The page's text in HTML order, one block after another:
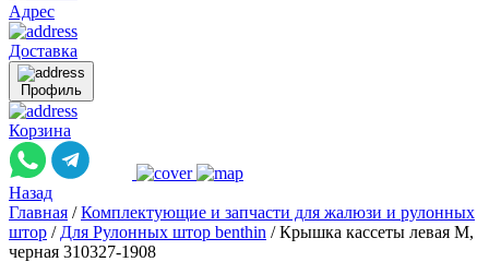
Адрес
Доставка
Профиль
Корзина
Назад
Главная / Комплектующие и запчасти для жалюзи и рулонных
штор / Для Рулонных штор benthin / Крышка кассеты левая M,
черная 310327-1908